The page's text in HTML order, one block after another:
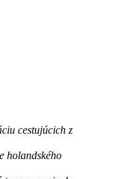
cestujúcich z
holandského